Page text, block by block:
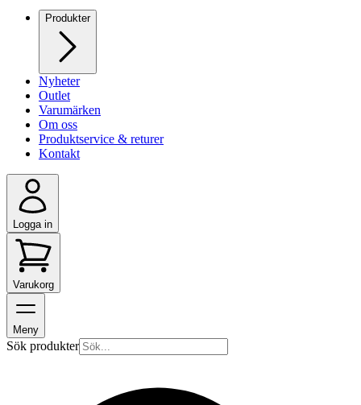
Produkter
Nyheter
Outlet
Varumärken
Om oss
Produktservice & returer
Kontakt
Logga in
Varukorg
Meny
Sök produkter